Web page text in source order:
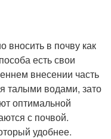
в почву как
есть свои
внесении часть
талыми водами, зато
оптимальной
с почвой.
удобнее.